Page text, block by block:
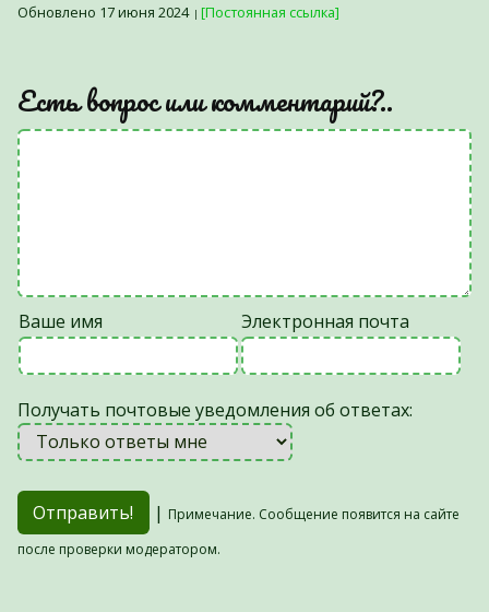
Обновлено 17 июня 2024 [Постоянная ссылка]
Есть вопрос или комментарий?..
Ваше имя Электронная почта
Получать почтовые уведомления об ответах:
| Примечание. Сообщение появится на сайте
после проверки модератором.